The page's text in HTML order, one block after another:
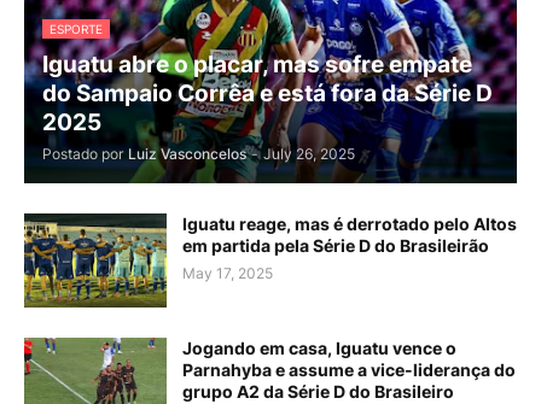
ESPORTE
Iguatu abre o placar, mas sofre empate
do Sampaio Corrêa e está fora da Série D
2025
Postado por Luiz Vasconcelos - July 26, 2025
Iguatu reage, mas é derrotado pelo Altos
em partida pela Série D do Brasileirão
May 17, 2025
Jogando em casa, Iguatu vence o
Parnahyba e assume a vice-liderança do
grupo A2 da Série D do Brasileiro